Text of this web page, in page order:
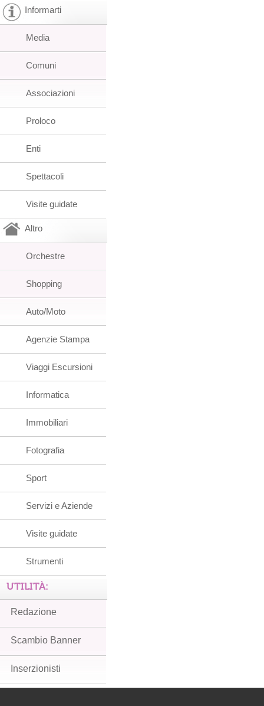
Informarti
Media
Comuni
Associazioni
Proloco
Enti
Spettacoli
Visite guidate
Altro
Orchestre
Shopping
Auto/Moto
Agenzie Stampa
Viaggi Escursioni
Informatica
Immobiliari
Fotografia
Sport
Servizi e Aziende
Visite guidate
Strumenti
UTILITÀ:
Redazione
Scambio Banner
Inserzionisti